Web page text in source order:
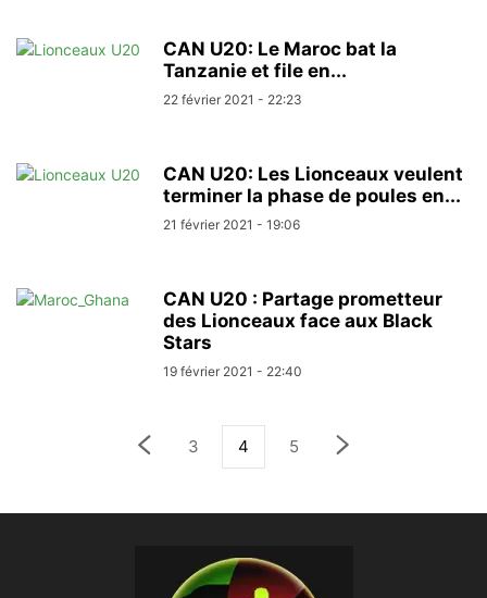
CAN U20: Le Maroc bat la
Tanzanie et file en...
22 février 2021 - 22:23
CAN U20: Les Lionceaux veulent
terminer la phase de poules en...
21 février 2021 - 19:06
CAN U20 : Partage prometteur
des Lionceaux face aux Black
Stars
19 février 2021 - 22:40
3 4 5